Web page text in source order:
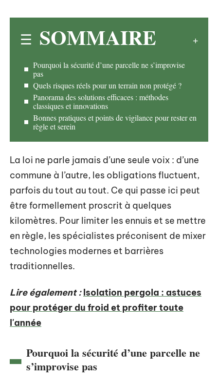
SOMMAIRE
Pourquoi la sécurité d’une parcelle ne s’improvise
pas
Quels risques réels pour un terrain non protégé ?
Panorama des solutions efficaces : méthodes
classiques et innovations
Bonnes pratiques et points de vigilance pour rester en
règle et serein
La loi ne parle jamais d’une seule voix : d’une
commune à l’autre, les obligations fluctuent,
parfois du tout au tout. Ce qui passe ici peut
être formellement proscrit à quelques
kilomètres. Pour limiter les ennuis et se mettre
en règle, les spécialistes préconisent de mixer
technologies modernes et barrières
traditionnelles.
Lire également : Isolation pergola : astuces
pour protéger du froid et profiter toute
l'année
Pourquoi la sécurité d’une parcelle ne
s’improvise pas